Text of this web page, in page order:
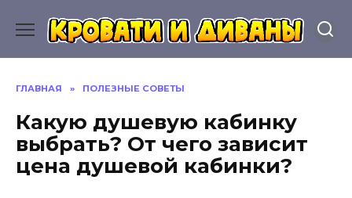
содержанию
ГЛАВНАЯ » ПОЛЕЗНЫЕ СОВЕТЫ
Какую душевую кабинку
выбрать? От чего зависит
цена душевой кабинки?